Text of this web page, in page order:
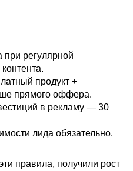
регулярной
продукт +
прямого оффера.
в рекламу — 30
лида обязательно.
правила, получили рост